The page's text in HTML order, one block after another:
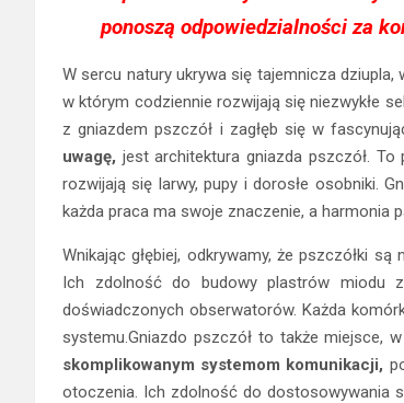
ponoszą odpowiedzialności za
W sercu natury ukrywa się tajemnicza dziupla,
w którym codziennie rozwijają się niezwykłe
z gniazdem pszczół i zagłęb się w
uwagę, jest architektura gniazda pszczół.
rozwijają się larwy, pupy i dorosłe osobniki.
każda praca ma swoje znaczenie, a harmonia
Wnikając głębiej, odkrywamy, że pszczółki
Ich zdolność do budowy plastrów miodu z
doświadczonych obserwatorów. Każda
systemu.Gniazdo pszczół to także miejsce,
skomplikowanym systemom komunikacji,
otoczenia. Ich zdolność do dostosowywania